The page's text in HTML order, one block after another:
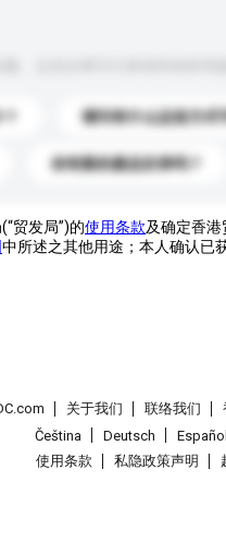
请问有什么运送方式
你有新的產品目录吗？
贸发局”)的使用条款及确定香
中所述之其他用途；本人确认已
关于我们 联络我们
Čeština
Deutsch Español
使用条款
私隐政策声明